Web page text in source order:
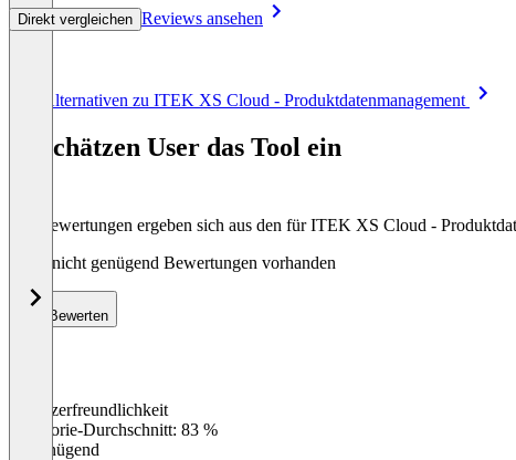
Direkt vergleichen Reviews ansehen
Alle Alternativen zu ITEK XS Cloud - Produktdatenmanagement
So schätzen User das Tool ein
Die Bewertungen ergeben sich aus den für ITEK XS Cloud -
Noch nicht genügend Bewertungen vorhanden
Bewerten
Benutzerfreundlichkeit
Kategorie-Durchschnitt: 83 %
Ungenügend